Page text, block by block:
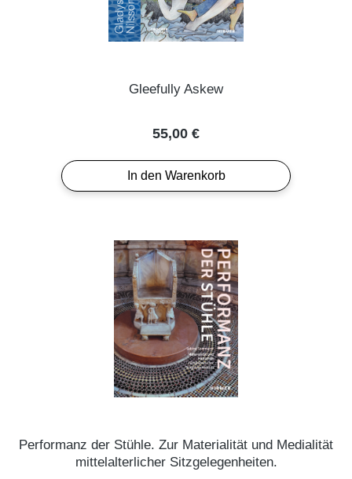
Gleefully Askew
Regulärer Preis:
55,00 €
In den Warenkorb
Performanz der Stühle. Zur Materialität und Medialität
mittelalterlicher Sitzgelegenheiten.